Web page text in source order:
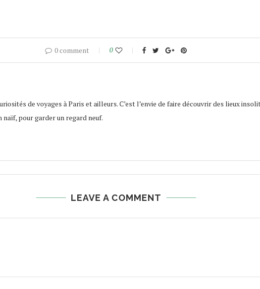
0 comment 0
de voyages à Paris et ailleurs. C’est l’envie de faire découvrir des lieux
naïf, pour garder un regard neuf.
LEAVE A COMMENT